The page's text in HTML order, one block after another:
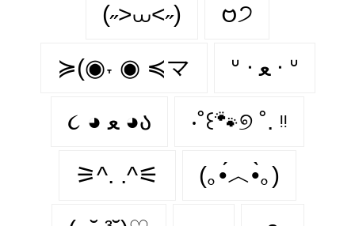
(˶>⩊<˶) 𑄝੭
≽(◉˕ ◉ ≼マ ᐡ ᐧ ﻌ ᐧ ᐡ
૮ ◕ ﻌ ◕ა ‧˚꒰🐾୭ ˚. ᵎᵎ
⚞^. .^⚟ (｡•́︿•̀｡)